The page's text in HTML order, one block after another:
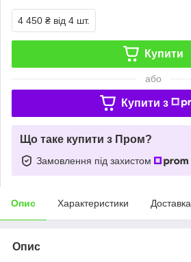
4 450 ₴ від 4 шт.
Купити
або
Купити з
Що таке купити з Пром?
Замовлення під захистом
Опис Характеристики Доставка
Опис